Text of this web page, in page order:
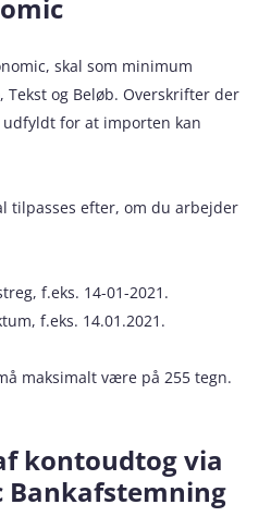
skal som minimum
og Beløb. Overskrifter der
for at importen kan
tilpasses efter, om du arbejder
f.eks. 14-01-2021.
f.eks. 14.01.2021.
maksimalt være på 255 tegn.
kontoudtog via
Bankafstemning